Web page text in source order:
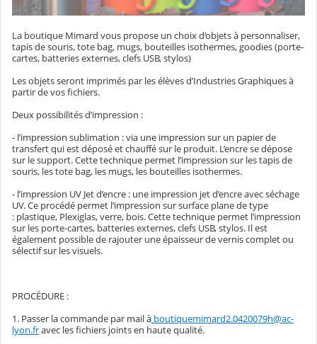
La boutique Mimard vous propose un choix d’objets à personnaliser,
tapis de souris, tote bag, mugs, bouteilles isothermes, goodies (porte-
cartes, batteries externes, clefs USB, stylos)
Les objets seront imprimés par les élèves d’Industries Graphiques à
partir de vos fichiers.
Deux possibilités d’impression :
- l’impression sublimation : via une impression sur un papier de
transfert qui est déposé et chauffé sur le produit. L’encre se dépose
sur le support. Cette technique permet l’impression sur les tapis de
souris, les tote bag, les mugs, les bouteilles isothermes.
- l’impression UV Jet d’encre : une impression jet d’encre avec séchage
UV. Ce procédé permet l’impression sur surface plane de type
: plastique, Plexiglas, verre, bois. Cette technique permet l’impression
sur les porte-cartes, batteries externes, clefs USB, stylos. Il est
également possible de rajouter une épaisseur de vernis complet ou
sélectif sur les visuels.
PROCÉDURE :
1. Passer la commande par mail à boutiquemimard2.0420079h@ac-
lyon.fravec les fichiers joints en haute qualité.